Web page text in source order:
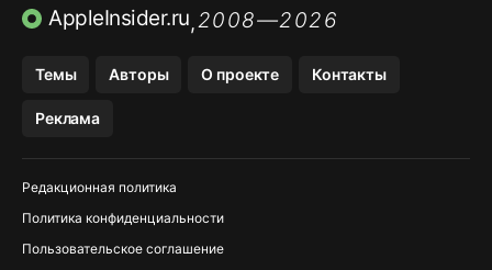
ПРИЛОЖЕНИЯ БЕЗ APP STORE
AppleInsider.ru,2008—2026
Темы Авторы О проекте Контакты
Реклама
Редакционная политика
Политика конфиденциальности
Пользовательское соглашение